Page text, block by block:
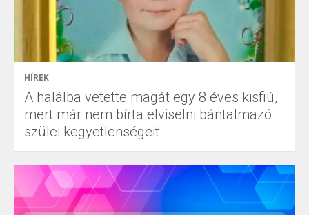
HÍREK
A halálba vetette magát egy 8 éves kisfiú,
mert már nem bírta elviselni bántalmazó
szülei kegyetlenségeit